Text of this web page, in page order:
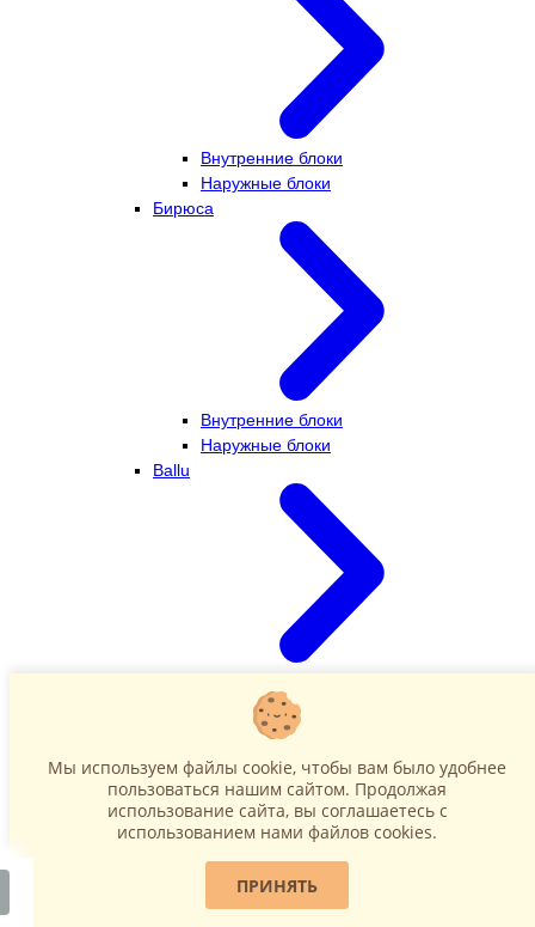
Внутренние блоки
Наружные блоки
Бирюса
Внутренние блоки
Наружные блоки
Ballu
Наружные блоки
Мы используем файлы cookie, чтобы вам было удобнее
пользоваться нашим сайтом. Продолжая
использование сайта, вы соглашаетесь c
использованием нами файлов cookies.
ПРИНЯТЬ